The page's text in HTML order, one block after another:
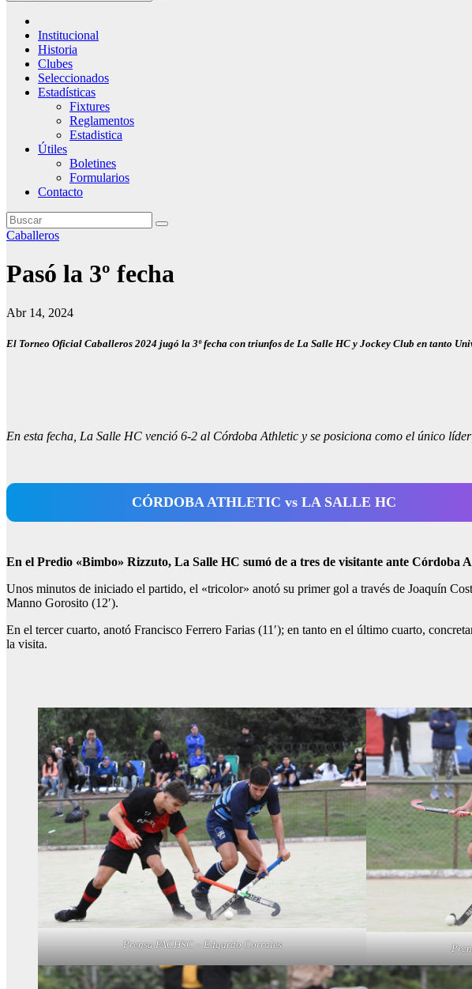
Institucional
Historia
Clubes
Seleccionados
Estadísticas
Fixtures
Reglamentos
Estadistica
Útiles
Boletines
Formularios
Contacto
Caballeros
Pasó la 3º fecha
Abr 14, 2024
El Torneo Oficial Caballeros 2024 jugó la 3º fecha con triunfos de La Salle HC y Jockey Club en tanto
En esta fecha, La Salle HC venció 6-2 al Córdoba Athletic y se posiciona como el único
CÓRDOBA ATHLETIC vs LA SALLE HC
En el Predio «Bimbo» Rizzuto, La Salle HC sumó de a tres de visitante ante Córdoba
Unos minutos de iniciado el partido, el «tricolor» anotó su primer gol a través de Joaquín
Manno Gorosito (12′).
En el tercer cuarto, anotó Francisco Ferrero Farias (11′); en tanto en el último cuarto,
la visita.
Prensa FACHSC – Edgardo Corrales